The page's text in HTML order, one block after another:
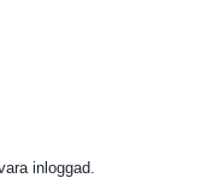
inloggad.